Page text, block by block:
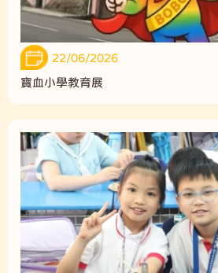
22/06/2026
寶血小學教育展